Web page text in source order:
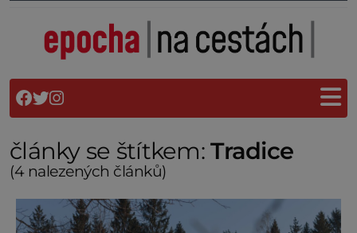
články se štítkem:Tradice
(4 nalezených článků)